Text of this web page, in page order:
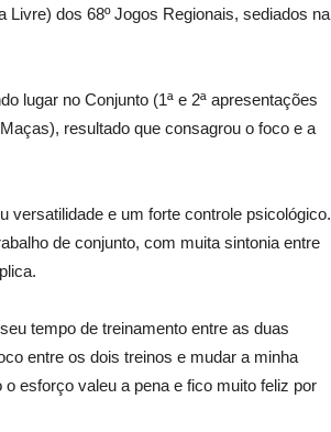
dos 68º Jogos Regionais, sediados na
lugar no Conjunto (1ª e 2ª apresentações
resultado que consagrou o foco e a
versatilidade e um forte controle psicológico.
de conjunto, com muita sintonia entre
tempo de treinamento entre as duas
entre os dois treinos e mudar a minha
esforço valeu a pena e fico muito feliz por